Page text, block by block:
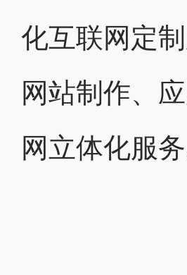
化互联网定
网站制作、
网立体化服务